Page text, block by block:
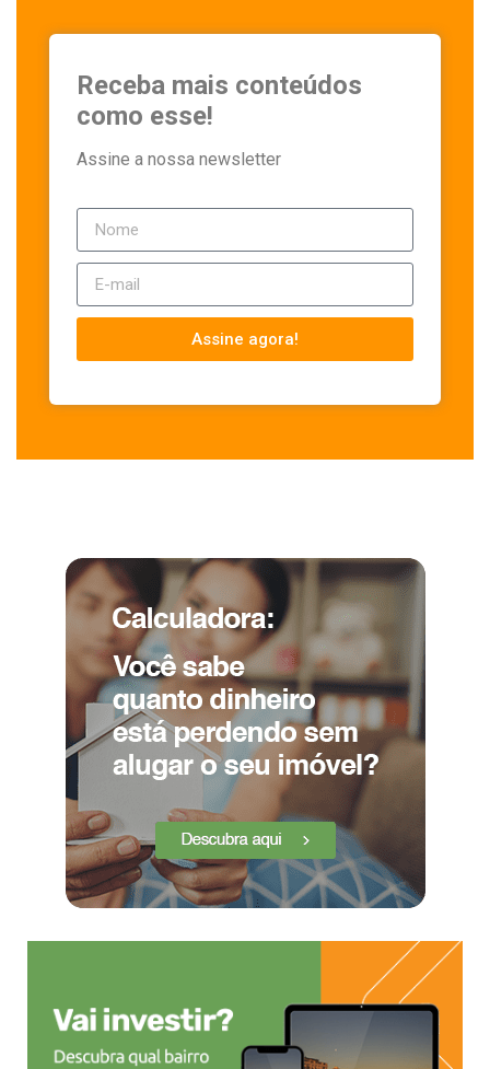
Receba mais conteúdos
como esse!
Assine a nossa newsletter
Assine agora!